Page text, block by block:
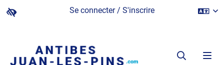
Se connecter / S'inscrire